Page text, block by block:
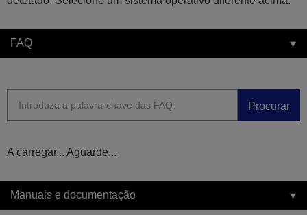
FAQ
Procurar
A carregar... Aguarde...
Manuais e documentação